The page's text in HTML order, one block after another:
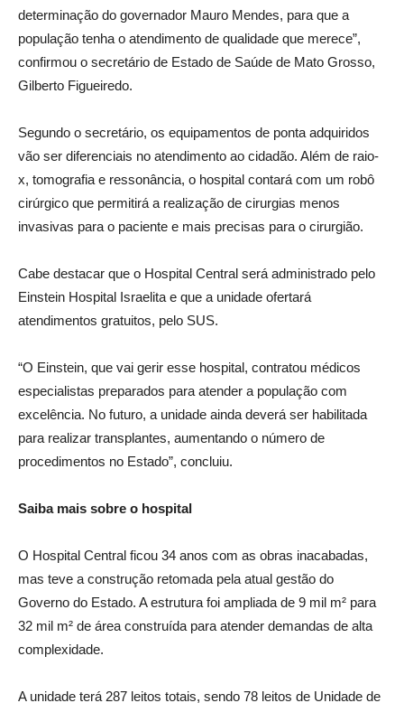
determinação do governador Mauro Mendes, para que a
população tenha o atendimento de qualidade que merece”,
confirmou o secretário de Estado de Saúde de Mato Grosso,
Gilberto Figueiredo.
Segundo o secretário, os equipamentos de ponta adquiridos
vão ser diferenciais no atendimento ao cidadão. Além de raio-
x, tomografia e ressonância, o hospital contará com um robô
cirúrgico que permitirá a realização de cirurgias menos
invasivas para o paciente e mais precisas para o cirurgião.
Cabe destacar que o Hospital Central será administrado pelo
Einstein Hospital Israelita e que a unidade ofertará
atendimentos gratuitos, pelo SUS.
“O Einstein, que vai gerir esse hospital, contratou médicos
especialistas preparados para atender a população com
excelência. No futuro, a unidade ainda deverá ser habilitada
para realizar transplantes, aumentando o número de
procedimentos no Estado”, concluiu.
Saiba mais sobre o hospital
O Hospital Central ficou 34 anos com as obras inacabadas,
mas teve a construção retomada pela atual gestão do
Governo do Estado. A estrutura foi ampliada de 9 mil m² para
32 mil m² de área construída para atender demandas de alta
complexidade.
A unidade terá 287 leitos totais, sendo 78 leitos de Unidade de